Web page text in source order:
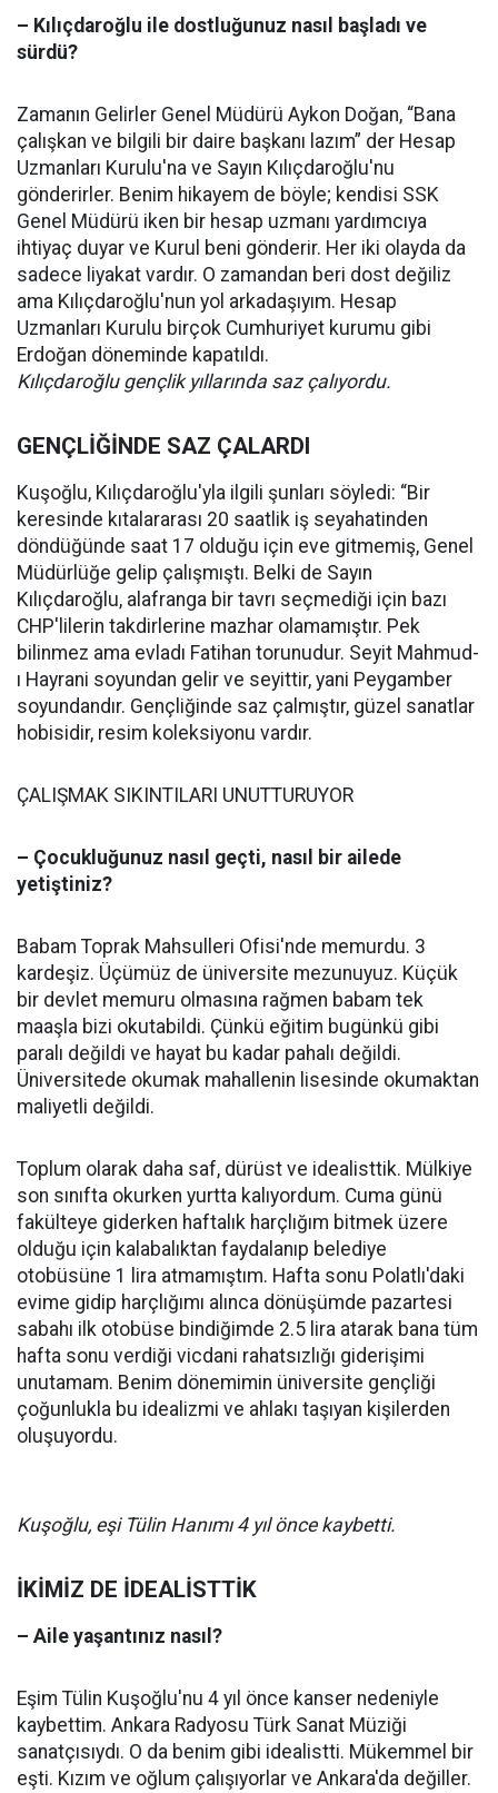
– Kılıçdaroğlu ile dostluğunuz nasıl başladı ve
sürdü?
Zamanın Gelirler Genel Müdürü Aykon Doğan, “Bana
çalışkan ve bilgili bir daire başkanı lazım” der Hesap
Uzmanları Kurulu'na ve Sayın Kılıçdaroğlu'nu
gönderirler. Benim hikayem de böyle; kendisi SSK
Genel Müdürü iken bir hesap uzmanı yardımcıya
ihtiyaç duyar ve Kurul beni gönderir. Her iki olayda da
sadece liyakat vardır. O zamandan beri dost değiliz
ama Kılıçdaroğlu'nun yol arkadaşıyım. Hesap
Uzmanları Kurulu birçok Cumhuriyet kurumu gibi
Erdoğan döneminde kapatıldı.
Kılıçdaroğlu gençlik yıllarında saz çalıyordu.
GENÇLİĞİNDE SAZ ÇALARDI
Kuşoğlu, Kılıçdaroğlu'yla ilgili şunları söyledi: “Bir
keresinde kıtalararası 20 saatlik iş seyahatinden
döndüğünde saat 17 olduğu için eve gitmemiş, Genel
Müdürlüğe gelip çalışmıştı. Belki de Sayın
Kılıçdaroğlu, alafranga bir tavrı seçmediği için bazı
CHP'lilerin takdirlerine mazhar olamamıştır. Pek
bilinmez ama evladı Fatihan torunudur. Seyit Mahmud-
ı Hayrani soyundan gelir ve seyittir, yani Peygamber
soyundandır. Gençliğinde saz çalmıştır, güzel sanatlar
hobisidir, resim koleksiyonu vardır.
ÇALIŞMAK SIKINTILARI UNUTTURUYOR
– Çocukluğunuz nasıl geçti, nasıl bir ailede
yetiştiniz?
Babam Toprak Mahsulleri Ofisi'nde memurdu. 3
kardeşiz. Üçümüz de üniversite mezunuyuz. Küçük
bir devlet memuru olmasına rağmen babam tek
maaşla bizi okutabildi. Çünkü eğitim bugünkü gibi
paralı değildi ve hayat bu kadar pahalı değildi.
Üniversitede okumak mahallenin lisesinde okumaktan
maliyetli değildi.
Toplum olarak daha saf, dürüst ve idealisttik. Mülkiye
son sınıfta okurken yurtta kalıyordum. Cuma günü
fakülteye giderken haftalık harçlığım bitmek üzere
olduğu için kalabalıktan faydalanıp belediye
otobüsüne 1 lira atmamıştım. Hafta sonu Polatlı'daki
evime gidip harçlığımı alınca dönüşümde pazartesi
sabahı ilk otobüse bindiğimde 2.5 lira atarak bana tüm
hafta sonu verdiği vicdani rahatsızlığı giderişimi
unutamam. Benim dönemimin üniversite gençliği
çoğunlukla bu idealizmi ve ahlakı taşıyan kişilerden
oluşuyordu.
Kuşoğlu, eşi Tülin Hanımı 4 yıl önce kaybetti.
İKİMİZ DE İDEALİSTTİK
– Aile yaşantınız nasıl?
Eşim Tülin Kuşoğlu'nu 4 yıl önce kanser nedeniyle
kaybettim. Ankara Radyosu Türk Sanat Müziği
sanatçısıydı. O da benim gibi idealistti. Mükemmel bir
eşti. Kızım ve oğlum çalışıyorlar ve Ankara'da değiller.